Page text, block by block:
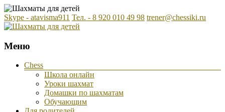
Skype - atavisma911 Тел. - 8 920 010 49 98 trener@chessiki.ru
Шахматы для детей
Шахматы для детей. Обучение шахматам дошкольников и
Меню
Chess
Школа онлайн
Уроки шахмат
Домашки по шахматам
Обучающим